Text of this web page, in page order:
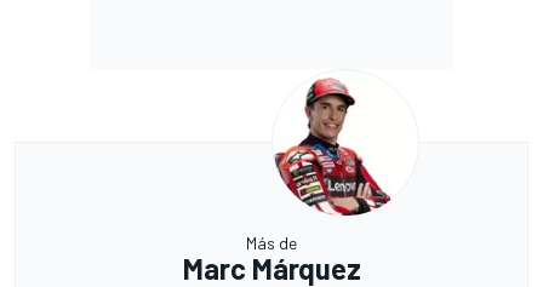
Más de
Marc Márquez